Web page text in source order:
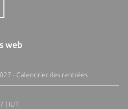
web
- Calendrier des rentrées
| IUT